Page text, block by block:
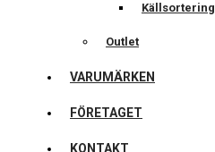
Källsortering
Outlet
VARUMÄRKEN
FÖRETAGET
KONTAKT